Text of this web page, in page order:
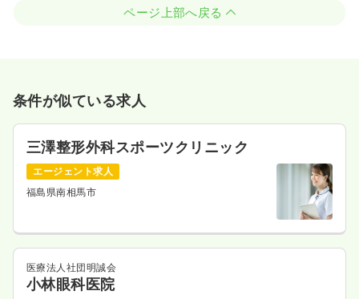
ページ上部へ戻る
条件が似ている求人
三澤整形外科スポーツクリニック
エージェント求人
福島県南相馬市
医療法人社団明誠会
小林眼科医院